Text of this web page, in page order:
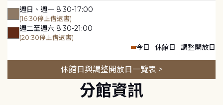
週日、週一 8:30-17:00
(16:30停止借還書)
週二至週六 8:30-21:00
(20:30停止借還書)
今日 休館日 調整開放日
休館日與調整開放日一覽表 >
分館資訊